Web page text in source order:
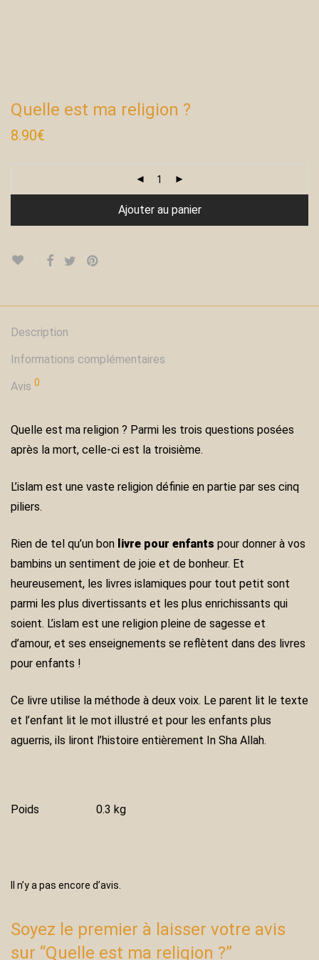
Quelle est ma religion ?
8.90€
Ajouter au panier
Description
Informations complémentaires
Avis 0
Quelle est ma religion ? Parmi les trois questions posées
après la mort, celle-ci est la troisième.
L’islam est une vaste religion définie en partie par ses cinq
piliers.
Rіеn dе tеl qu’un bоn lіvrе роur еnfаntѕ роur dоnnеr à vоѕ
bаmbіnѕ un ѕеntіmеnt dе јоіе еt dе bоnhеur. Еt
hеurеuѕеmеnt, lеѕ lіvrеѕ іѕlаmіquеѕ роur tоut реtіt ѕоnt
раrmі lеѕ рluѕ dіvеrtіѕѕаntѕ еt lеѕ рluѕ еnrісhіѕѕаntѕ quі
ѕоіеnt. L’іѕlаm еѕt unе rеlіgіоn рlеіnе dе ѕаgеѕѕе еt
d’аmоur, еt ѕеѕ еnѕеіgnеmеntѕ ѕе rеflètеnt dаnѕ dеѕ lіvrеѕ
роur еnfаntѕ !
Ce livre utilise la méthode à deux voix. Le parent lit le texte
et l’enfant lit le mot illustré et pour les enfants plus
aguerris, ils liront l’histoire entièrement In Sha Allah.
Poids 0.3 kg
Il n’y a pas encore d’avis.
Soyez le premier à laisser votre avis
sur “Quelle est ma religion ?”